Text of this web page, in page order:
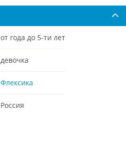
от года до 5-ти лет
девочка
Флексика
Россия